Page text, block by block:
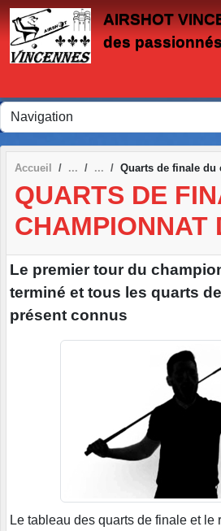
AIRSHOT
des
Accueil Quarts de finale
QUARTS DE
CHAMPIONNAT
Le premier tour du
terminé et tous les quarts
présent connus
Le tableau des quarts de finale et le
Panneau de gestion des cookies